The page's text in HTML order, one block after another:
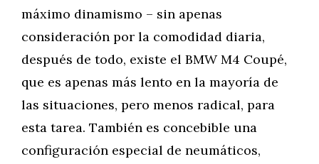
máximo dinamismo – sin apenas
consideración por la comodidad diaria,
después de todo, existe el BMW M4 Coupé,
que es apenas más lento en la mayoría de
las situaciones, pero menos radical, para
esta tarea. También es concebible una
configuración especial de neumáticos,